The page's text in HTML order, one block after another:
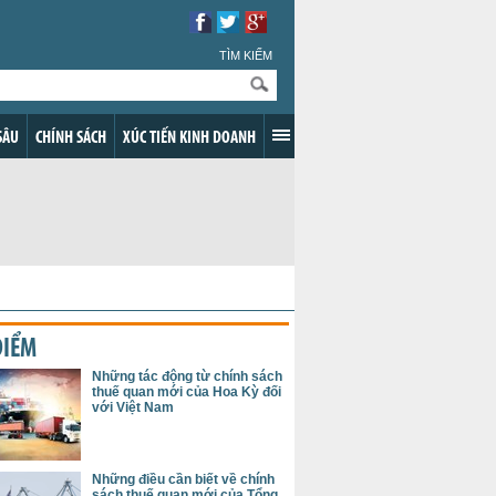
TÌM KIẾM
CHÍNH SÁCH XÚC TIẾN KINH DOANH
Những tác động từ chính sách
thuế quan mới của Hoa Kỳ đối
với Việt Nam
Những điều cần biết về chính